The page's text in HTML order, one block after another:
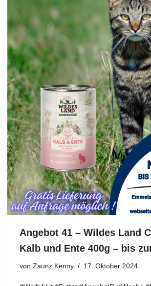
Angebot 41 – Wildes Land
Kalb und Ente 400g – bis
von Zaunz Kenny 17. Oktober 2024